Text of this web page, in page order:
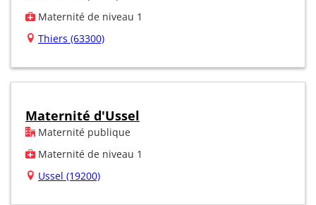
Maternité de niveau 1
Thiers (63300)
Maternité d'Ussel
Maternité publique
Maternité de niveau 1
Ussel (19200)